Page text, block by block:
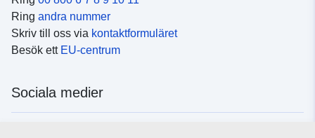
Ring andra nummer
Skriv till oss via kontaktformuläret
Besök ett EU-centrum
Sociala medier